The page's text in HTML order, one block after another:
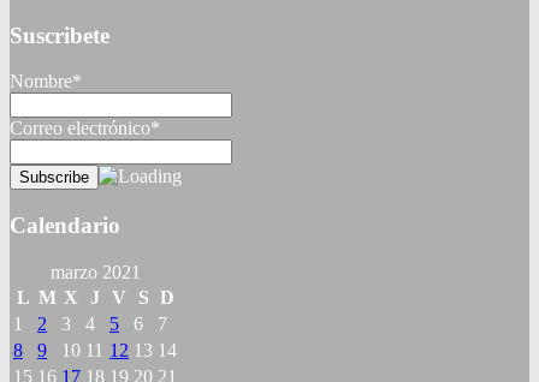
Suscribete
Nombre*
Correo electrónico*
Calendario
marzo 2021
L M X J V S D
1
2 3 4 5 6
7
8
9 10 11 12 13 14
15 16 17 18 19 20 21